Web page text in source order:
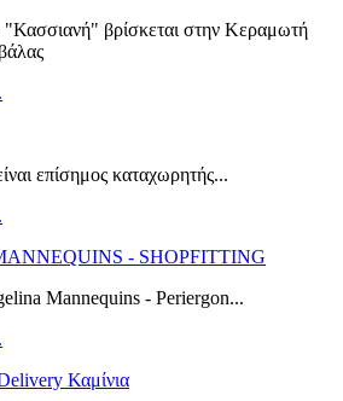
"Κασσιανή" βρίσκεται στην Κεραμωτή
επίσημος καταχωρητής...
- SHOPFITTING
Mannequins - Periergon...
Καμίνια